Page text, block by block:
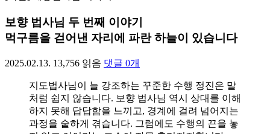
보향 법사님 두 번째 이야기
먹구름을 걷어낸 자리에 파란 하늘이 있습니다
2025.02.13. 13,756 읽음 댓글 0개
지도법사님이 늘 강조하는 꾸준한 수행 정진은 말
처럼 쉽지 않습니다. 보향 법사님 역시 상대를 이해
하지 못해 답답함을 느끼고, 경계에 걸려 넘어지는
과정을 숱하게 겪습니다. 그럼에도 수행의 끈을 놓